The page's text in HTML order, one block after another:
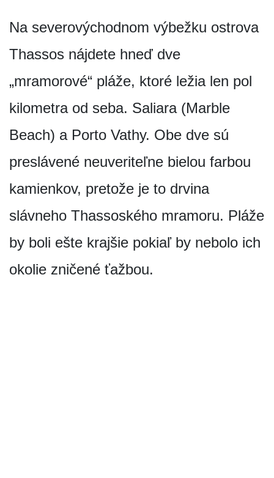
Na severovýchodnom výbežku ostrova
Thassos nájdete hneď dve
„mramorové“ pláže, ktoré ležia len pol
kilometra od seba. Saliara (Marble
Beach) a Porto Vathy. Obe dve sú
preslávené neuveriteľne bielou farbou
kamienkov, pretože je to drvina
slávneho Thassoského mramoru. Pláže
by boli ešte krajšie pokiaľ by nebolo ich
okolie zničené ťažbou.